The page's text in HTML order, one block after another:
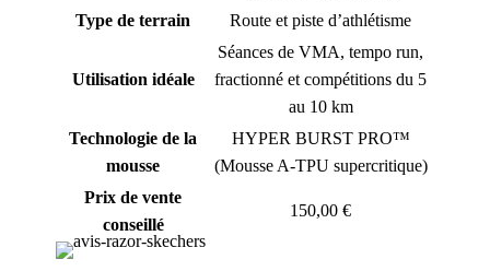
Type de terrain
Route et piste d’athlétisme
Utilisation idéale
Séances de VMA, tempo run,
fractionné et compétitions du 5
au 10 km
Technologie de la
mousse
HYPER BURST PRO™
(Mousse A-TPU supercritique)
Prix de vente
conseillé
150,00 €